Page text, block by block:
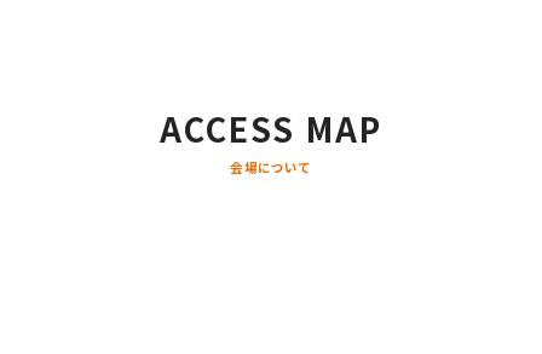
ACCESS MAP
会場について